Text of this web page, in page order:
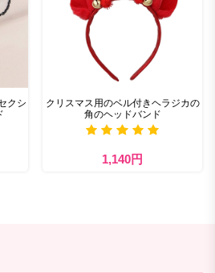
クシ
クリスマス用のベル付きヘラジカの
角のヘッドバンド
1,140円